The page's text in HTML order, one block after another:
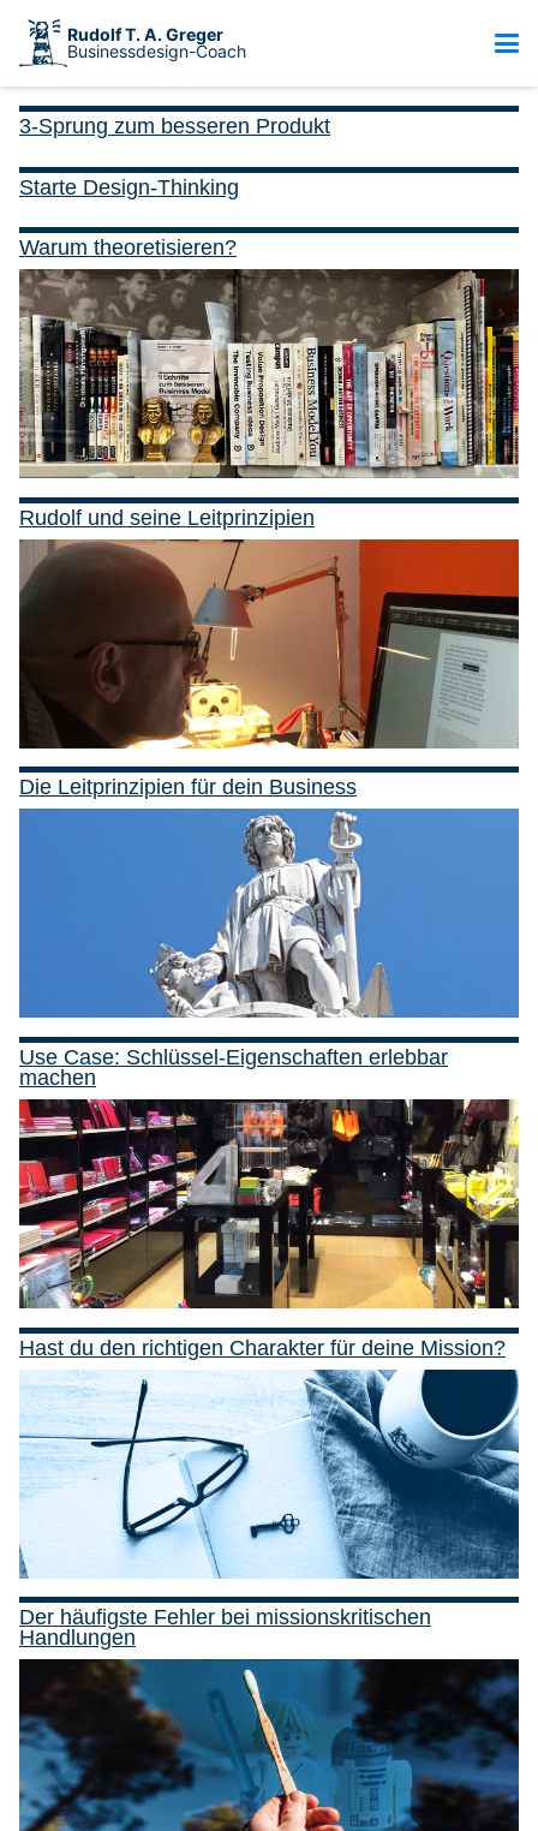
Rudolf T. A. Greger
Businessdesign-Coach
3-Sprung zum besseren Produkt
Starte Design-Thinking
Warum theoretisieren?
Rudolf und seine Leitprinzipien
Die Leitprinzipien für dein Business
Use Case: Schlüssel-Eigenschaften erlebbar
machen
Hast du den richtigen Charakter für deine Mission?
Der häufigste Fehler bei missionskritischen
Handlungen